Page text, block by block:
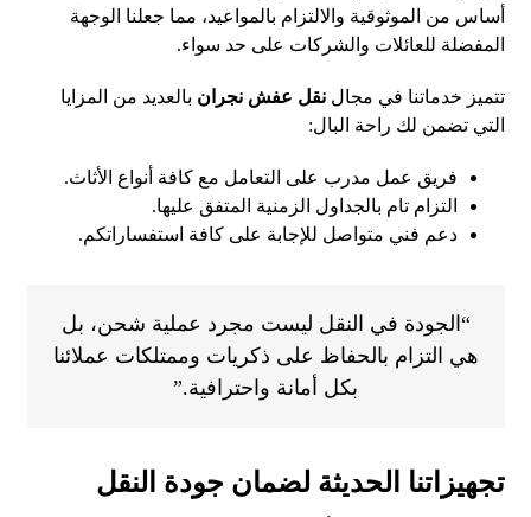
أساس من الموثوقية والالتزام بالمواعيد، مما جعلنا الوجهة
المفضلة للعائلات والشركات على حد سواء.
تتميز خدماتنا في مجالنقل عفش نجران بالعديد من المزايا
التي تضمن لك راحة البال:
فريق عمل مدرب على التعامل مع كافة أنواع الأثاث.
التزام تام بالجداول الزمنية المتفق عليها.
دعم فني متواصل للإجابة على كافة استفساراتكم.
“الجودة في النقل ليست مجرد عملية شحن، بل
هي التزام بالحفاظ على ذكريات وممتلكات عملائنا
بكل أمانة واحترافية.”
تجهيزاتنا الحديثة لضمان جودة النقل